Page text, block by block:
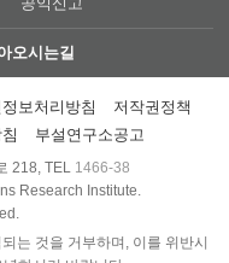
오시는길
보처리방침
저작권정책
부설연구소공고
218, TEL 1466-38
Research Institute.
는 것을 거부하며, 이를 위반시